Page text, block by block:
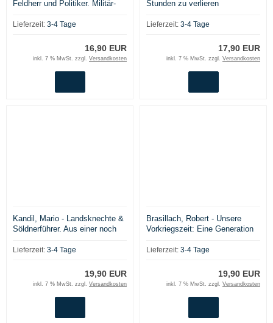
Feldherr und Politiker. Militär-
Beiträge
Lieferzeit: 3-4 Tage
16,90 EUR
inkl. 7 % MwSt. zzgl. Versandkosten
Stunden zu verlieren
Lieferzeit: 3-4 Tage
17,90 EUR
inkl. 7 % MwSt. zzgl. Versandkosten
Kandil, Mario - Landsknechte &
Söldnerführer. Aus einer noch
geprägten Zeit
Lieferzeit: 3-4 Tage
19,90 EUR
inkl. 7 % MwSt. zzgl. Versandkosten
Brasillach, Robert - Unsere
Vorkriegszeit: Eine Generation
Lieferzeit: 3-4 Tage
19,90 EUR
inkl. 7 % MwSt. zzgl. Versandkosten